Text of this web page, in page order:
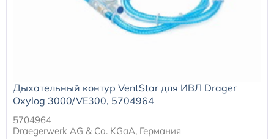
Дыхательный контур VentStar для ИВЛ Drager
Oxylog 3000/VE300, 5704964
5704964
Draegerwerk AG & Со. KGaA, Германия